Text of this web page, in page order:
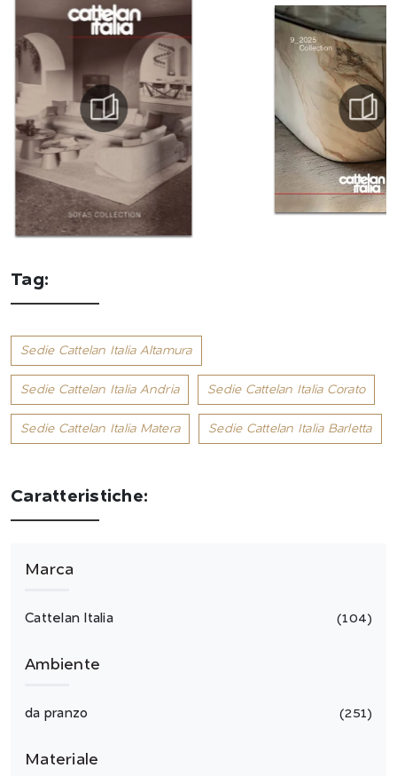
Tag:
Sedie Cattelan Italia Altamura
Sedie Cattelan Italia Andria Sedie Cattelan Italia Corato
Sedie Cattelan Italia Matera Sedie Cattelan Italia Barletta
Caratteristiche:
Marca
Cattelan Italia 104
Ambiente
da pranzo 251
Materiale